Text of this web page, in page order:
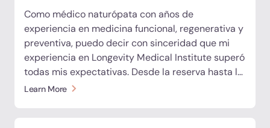
Como médico naturópata con años de
experiencia en medicina funcional, regenerativa y
preventiva, puedo decir con sinceridad que mi
experiencia en Longevity Medical Institute superó
todas mis expectativas. Desde la reserva hasta la
salida, cada detalle fue impecable y estuvo
Learn More